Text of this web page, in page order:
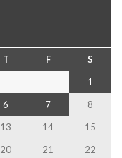
T F
S
1
6 7
8
13 14
15
20 21
22